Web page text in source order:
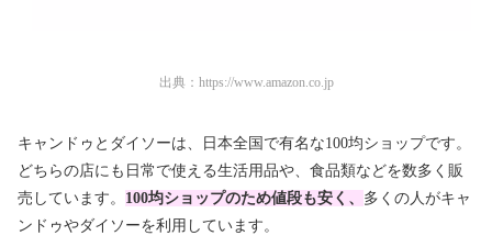
出典： https://www.amazon.co.jp
キャンドゥとダイソーは、日本全国で有名な100均ショップです。
どちらの店にも日常で使える生活用品や、食品類などを数多く販
売しています。 100均ショップのため値段も安く、 多くの人がキャ
ンドゥやダイソーを利用しています。